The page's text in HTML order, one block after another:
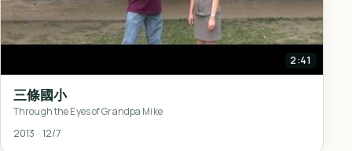
2:41
三條國小
Through the Eyes of Grandpa Mike
2013 · 12/7